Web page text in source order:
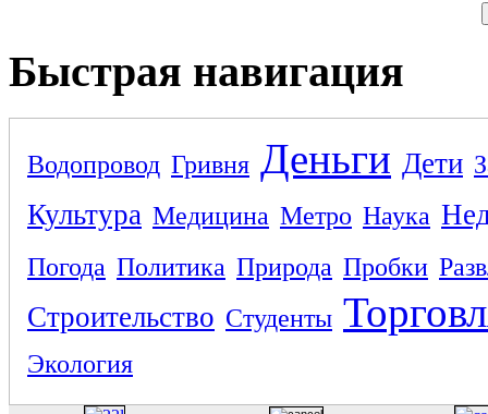
Быстрая навигация
Водопровод Гривня Деньги Дети
Культура Медицина Метро Наука
Погода Политика Природа Пробки
Строительство Студенты
Экология